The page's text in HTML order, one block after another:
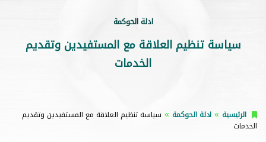
ادلة الحوكمة
سياسة تنظيم العلاقة مع المستفيدين وتقديم
الخدمات
الرئيسية ادلة الحوكمة
سياسة تنظيم العلاقة مع المستفيدين وتقديم
الخدمات